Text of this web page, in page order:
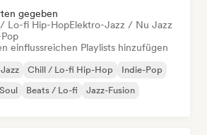
gegeben
Lo-fi Hip-HopElektro-Jazz / Nu Jazz
einflussreichen Playlists hinzufügen
Chill / Lo-fi Hip-Hop
Indie-Pop
Soul Beats / Lo-fi Jazz-Fusion